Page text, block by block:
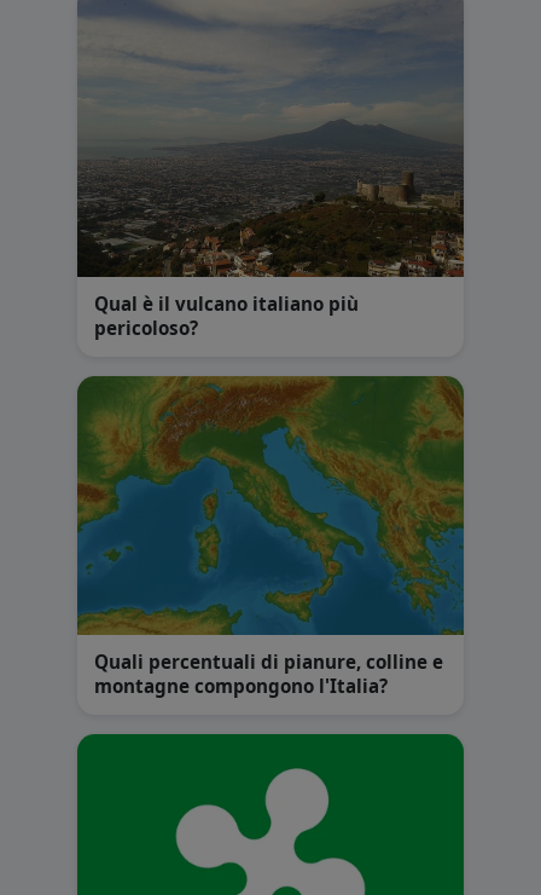
Qual è il vulcano italiano più
pericoloso?
Quali percentuali di pianure, colline e
montagne compongono l'Italia?